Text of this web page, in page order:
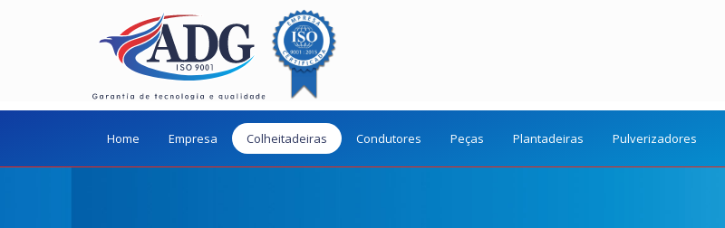
Home Empresa Colheitadeiras Condutores Peças Plantadeiras Pulverizadores